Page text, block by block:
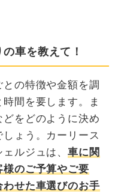
車を教えて！
の特徴や金額を調
間を要します。ま
をどのように決め
ょう。カーリース
ェルジュは、車に関
のご予算やご要
せた車選びのお手